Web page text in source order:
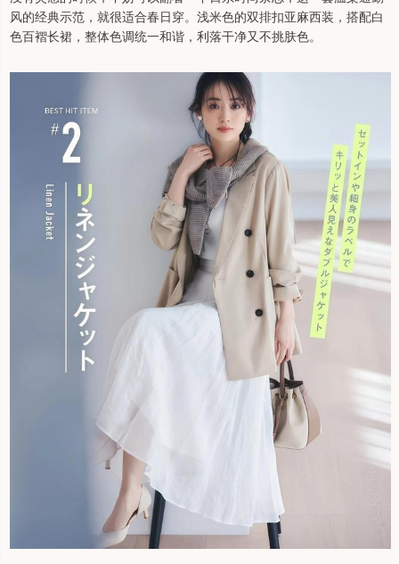
风的经典示范，就很适合春日穿。浅米色的双排扣亚麻西装，搭配白
色百褶长裙，整体色调统一和谐，利落干净又不挑肤色。